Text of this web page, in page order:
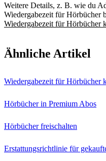
Weitere Details, z. B. wie du
Wiedergabezeit für Hörbücher
Wiedergabezeit für Hörbücher
Ähnliche Artikel
Wiedergabezeit für Hörbücher
Hörbücher in Premium Abos
Hörbücher freischalten
Erstattungsrichtlinie für